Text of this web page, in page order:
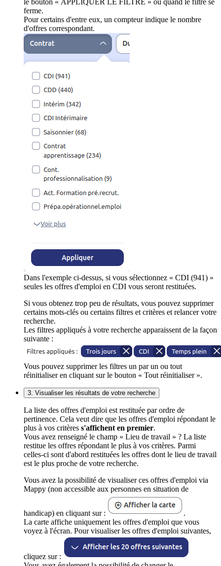
ferme.
Pour certains d'entre eux, un compteur indique le nombre
d'offres correspondant.
Dans l'exemple ci-dessus, si vous sélectionnez « CDI (941) »
seules les offres d'emploi en CDI vous seront restituées.
Si vous obtenez trop peu de résultats, vous pouvez supprimer
certains mots-clés ou certains filtres et critères et relancer votre
recherche.
Les filtres appliqués à votre recherche apparaissent de la façon
suivante :
Vous pouvez supprimer les filtres un par un ou tout
réinitialiser en cliquant sur le bouton « Tout réinitialiser ».
3. Visualiser les résultats de votre recherche
La liste des offres d'emploi est restituée par ordre de
pertinence. Cela veut dire que les offres d'emploi répondant le
plus à vos critères s'affichent en premier.
Vous avez renseigné le champ « Lieu de travail » ? La liste
restitue les offres répondant le plus à vos critères. Parmi
celles-ci sont d'abord restituées les offres dont le lieu de travail
est le plus proche de votre recherche.
Vous avez la possibilité de visualiser ces offres d'emploi via
Mappy (non accessible aux personnes en situation de
handicap) en cliquant sur :
.
La carte affiche uniquement les offres d'emploi que vous
voyez à l'écran. Pour visualiser les offres d'emploi suivantes,
cliquez sur :